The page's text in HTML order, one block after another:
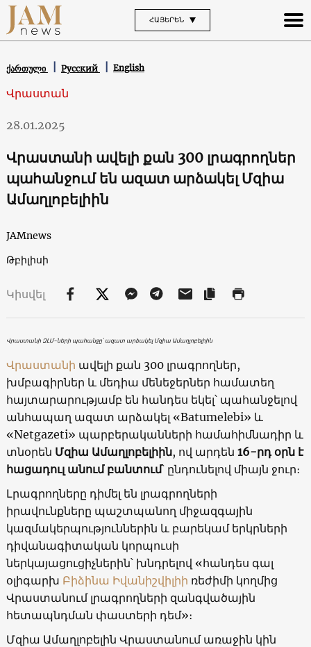
ՀԱՅԵՐԵՆ
ქართული Русский English
Վրաստան
28.01.2025
Վրաստանի ավելի քան 300 լրագրողներ
պահանջում են ազատ արձակել Մզիա
Ամաղլոբելիին
JAMnews
Թբիլիսի
Կիսվել
Վրաստանի ԶԼՄ-ների պահանջը՝ ազատ արձակել Մզիա Ամաղլոբելիին
Վրաստանի ավելի քան 300 լրագրողներ,
խմբագիրներ և մեդիա մենեջերներ համատեղ
հայտարարությամբ են հանդես եկել՝ պահանջելով
անհապաղ ազատ արձակել «Batumelebi» և
«Netgazeti» պարբերականների համահիմնադիր և
տնօրեն Մզիա Ամաղլոբելիին, ով արդեն 16-րդ օրն է
հացադուլ անում բանտում՝ ընդունելով միայն ջուր։
Լրագրողները դիմել են լրագրողների
իրավունքները պաշտպանող միջազգային
կազմակերպություններին և բարեկամ երկրների
դիվանագիտական կորպուսի
ներկայացուցիչներին՝ խնդրելով «հանդես գալ
օլիգարխ Բիձինա Իվանիշվիլիի ռեժիմի կողմից
Վրաստանում լրագրողների զանգվածային
հետապնդման փաստերի դեմ»։
Մզիա Ամաղլոբելին Վրաստանում առաջին կին